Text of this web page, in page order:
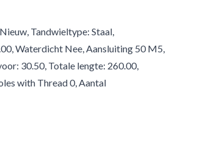
Tandwieltype: Staal,
Waterdicht Nee, Aansluiting 50 M5,
30.50, Totale lengte: 260.00,
with Thread 0, Aantal